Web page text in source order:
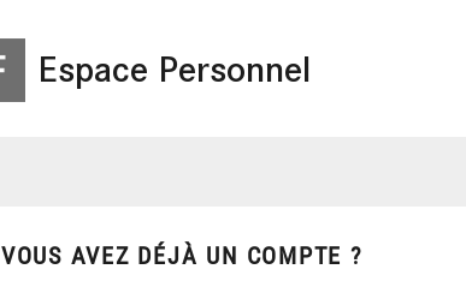
Espace Personnel
VOUS AVEZ DÉJÀ UN COMPTE ?